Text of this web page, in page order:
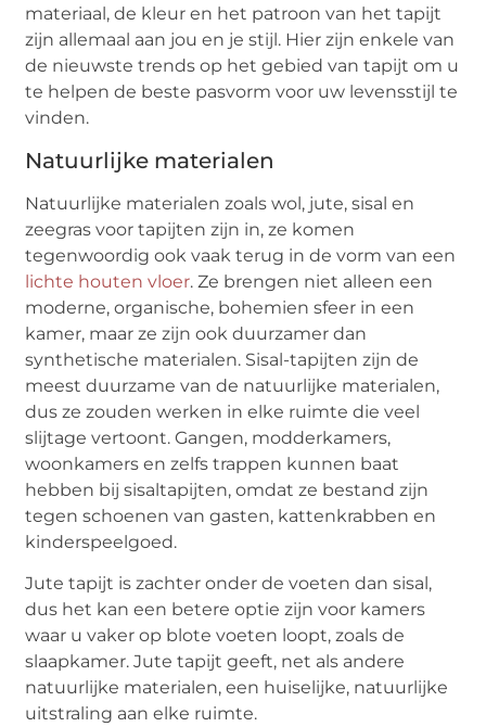
materiaal, de kleur en het patroon van het tapijt
zijn allemaal aan jou en je stijl. Hier zijn enkele van
de nieuwste trends op het gebied van tapijt om u
te helpen de beste pasvorm voor uw levensstijl te
vinden.
Natuurlijke materialen
Natuurlijke materialen zoals wol, jute, sisal en
zeegras voor tapijten zijn in, ze komen
tegenwoordig ook vaak terug in de vorm van een
lichte houten vloer. Ze brengen niet alleen een
moderne, organische, bohemien sfeer in een
kamer, maar ze zijn ook duurzamer dan
synthetische materialen. Sisal-tapijten zijn de
meest duurzame van de natuurlijke materialen,
dus ze zouden werken in elke ruimte die veel
slijtage vertoont. Gangen, modderkamers,
woonkamers en zelfs trappen kunnen baat
hebben bij sisaltapijten, omdat ze bestand zijn
tegen schoenen van gasten, kattenkrabben en
kinderspeelgoed.
Jute tapijt is zachter onder de voeten dan sisal,
dus het kan een betere optie zijn voor kamers
waar u vaker op blote voeten loopt, zoals de
slaapkamer. Jute tapijt geeft, net als andere
natuurlijke materialen, een huiselijke, natuurlijke
uitstraling aan elke ruimte.